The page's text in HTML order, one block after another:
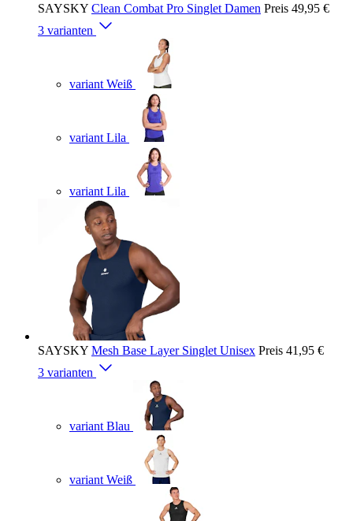
SAYSKY Clean Combat Pro Singlet Damen Preis 49,95 €
3 varianten
variant Weiß
variant Lila
variant Lila
SAYSKY Mesh Base Layer Singlet Unisex Preis 41,95 €
3 varianten
variant Blau
variant Weiß